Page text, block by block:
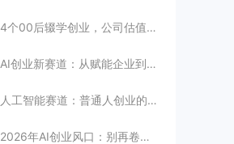
4个00后辍学创业，公司估值4099亿
AI创业新赛道：从赋能企业到赋能个人
人工智能赛道：普通人创业的合适选择
2026年AI创业风口：别再卷大模型